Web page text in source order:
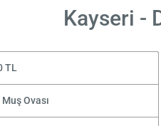
Kayseri -
TL
Ovası